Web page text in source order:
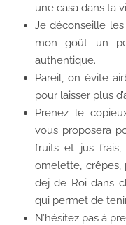
une casa dans ta
Je déconseille
mon goût un
authentique.
Pareil, on évite
pour laisser plus
Prenez le
vous proposera
fruits et jus
omelette,
dej de Roi dans
qui permet de
N’hésitez pas à